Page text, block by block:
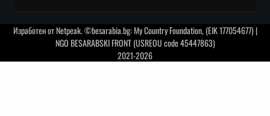
Изработен отNetpeak. ©besarabia.bg: My Country Foundation, (EIK 177054677) |
NGO BESARABSKI FRONT (USREOU code 45447863)
2021-2026